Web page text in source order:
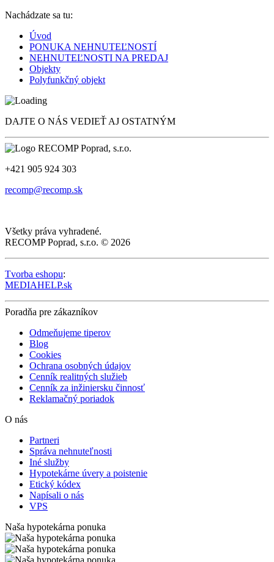
Nachádzate sa tu:
Úvod
PONUKA NEHNUTEĽNOSTÍ
NEHNUTEĽNOSTI NA PREDAJ
Objekty
Polyfunkčný objekt
DAJTE O NÁS VEDIEŤ AJ OSTATNÝM
+421 905 924 303
recomp@recomp.sk
Všetky práva vyhradené.
RECOMP Poprad, s.r.o. © 2026
Tvorba eshopu:
MEDIAHELP.sk
Poradňa pre zákazníkov
Odmeňujeme tiperov
Blog
Cookies
Ochrana osobných údajov
Cenník realitných služieb
Cenník za inžiniersku činnosť
Reklamačný poriadok
O nás
Partneri
Správa nehnuteľnosti
Iné služby
Hypotekárne úvery a poistenie
Etický kódex
Napísali o nás
VPS
Naša hypotekárna ponuka